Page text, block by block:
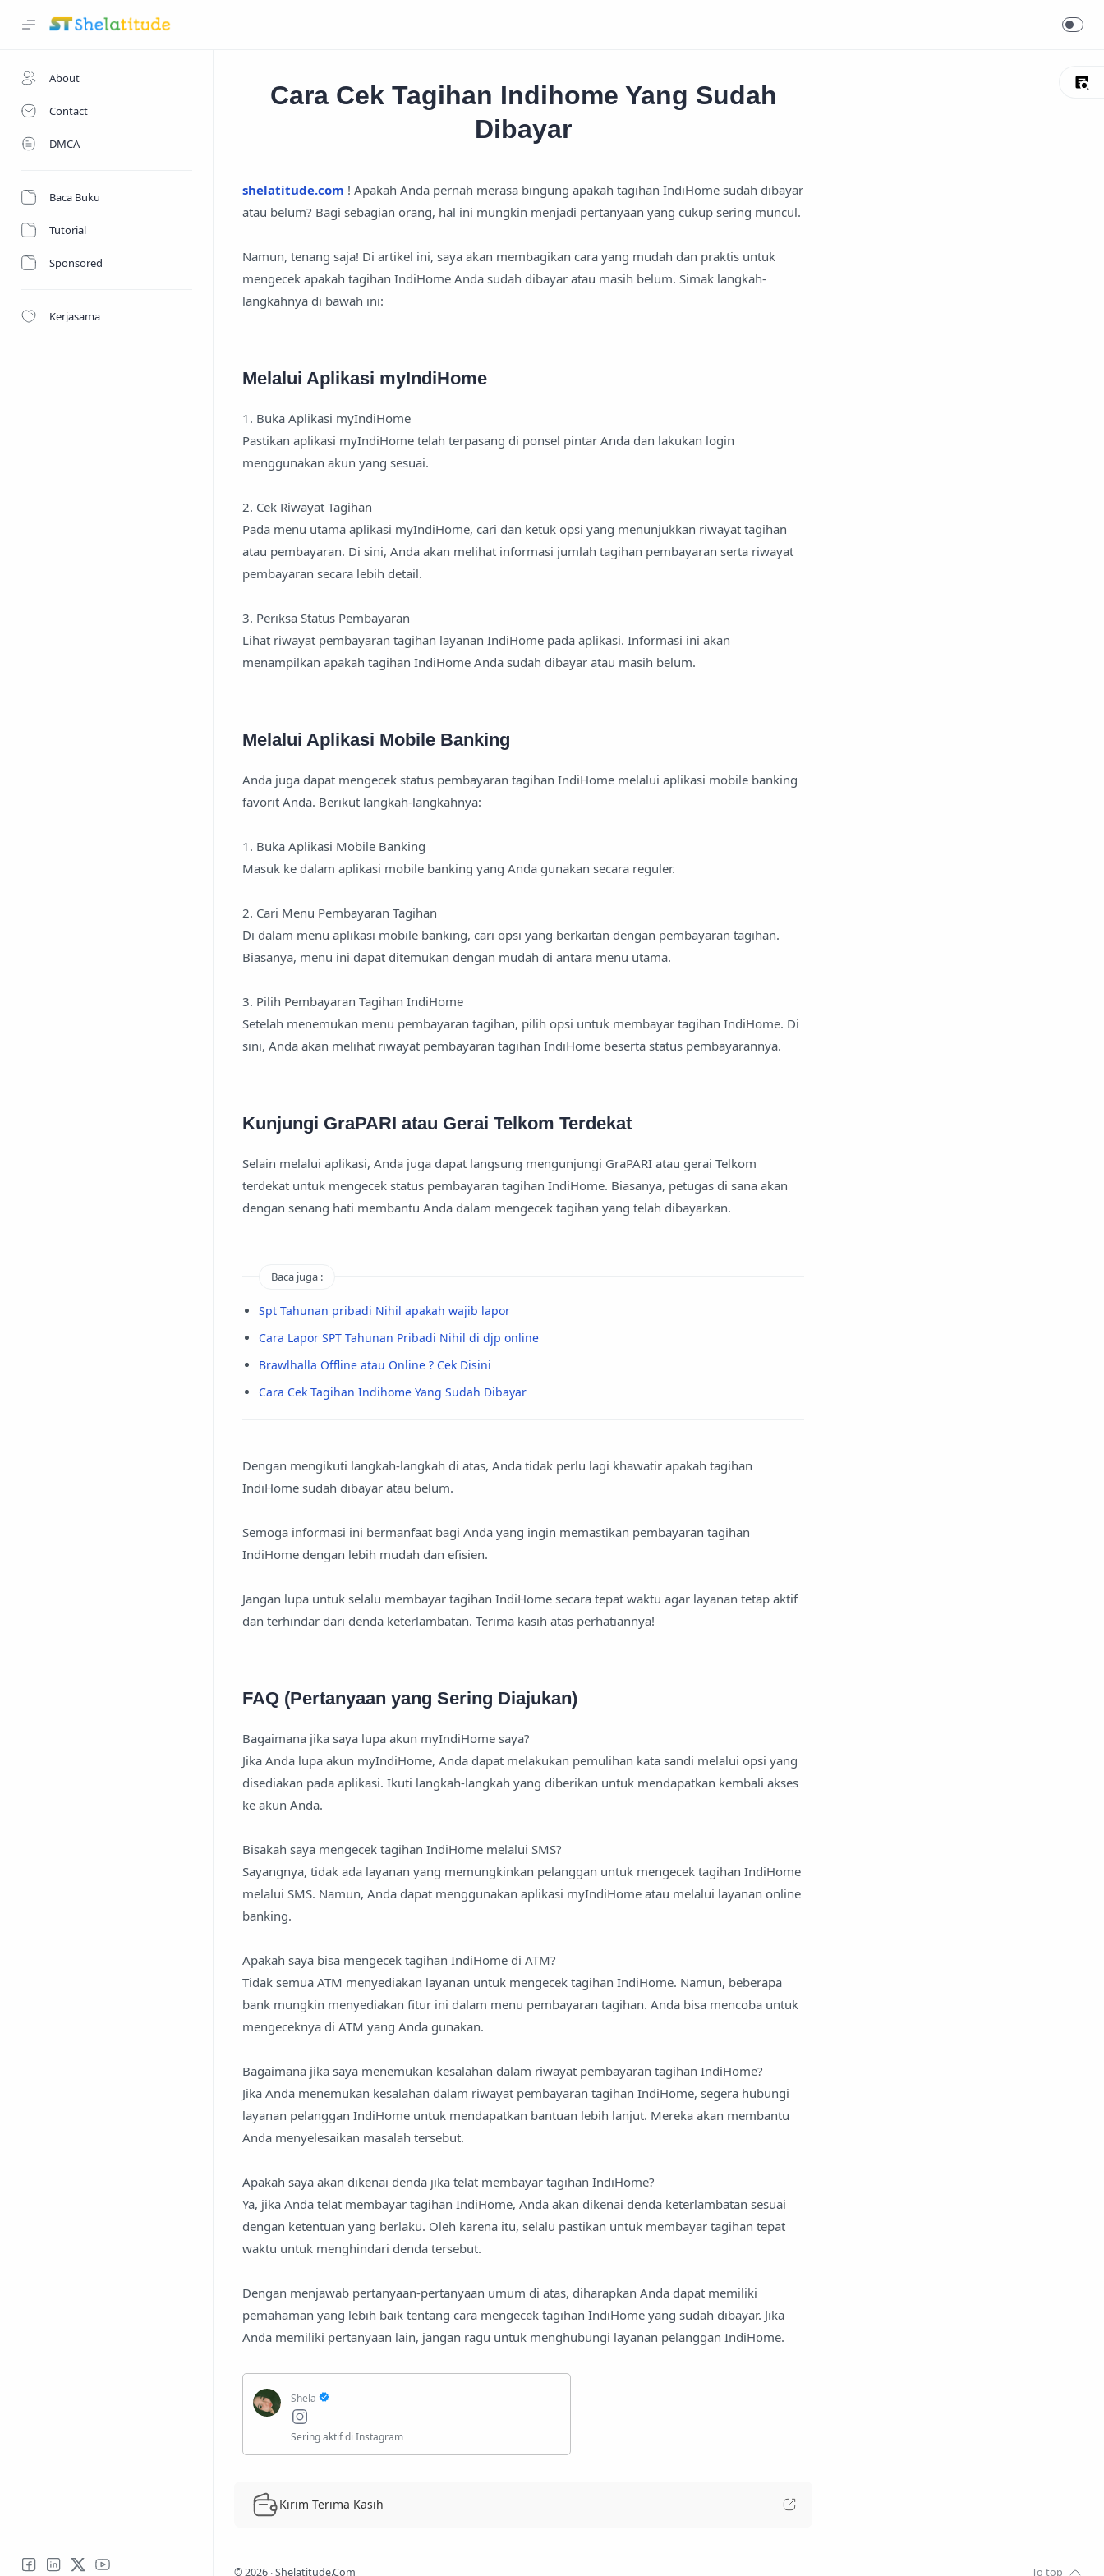
About
Contact
DMCA
Baca Buku
Tutorial
Sponsored
Kerjasama
Cara Cek Tagihan Indihome Yang Sudah
Dibayar
shelatitude.com ! Apakah Anda pernah merasa bingung apakah tagihan IndiHome sudah dibayar
atau belum? Bagi sebagian orang, hal ini mungkin menjadi pertanyaan yang cukup sering muncul.
Namun, tenang saja! Di artikel ini, saya akan membagikan cara yang mudah dan praktis untuk
mengecek apakah tagihan IndiHome Anda sudah dibayar atau masih belum. Simak langkah-
langkahnya di bawah ini:
Melalui Aplikasi myIndiHome
1. Buka Aplikasi myIndiHome
Pastikan aplikasi myIndiHome telah terpasang di ponsel pintar Anda dan lakukan login
menggunakan akun yang sesuai.
2. Cek Riwayat Tagihan
Pada menu utama aplikasi myIndiHome, cari dan ketuk opsi yang menunjukkan riwayat tagihan
atau pembayaran. Di sini, Anda akan melihat informasi jumlah tagihan pembayaran serta riwayat
pembayaran secara lebih detail.
3. Periksa Status Pembayaran
Lihat riwayat pembayaran tagihan layanan IndiHome pada aplikasi. Informasi ini akan
menampilkan apakah tagihan IndiHome Anda sudah dibayar atau masih belum.
Melalui Aplikasi Mobile Banking
Anda juga dapat mengecek status pembayaran tagihan IndiHome melalui aplikasi mobile banking
favorit Anda. Berikut langkah-langkahnya:
1. Buka Aplikasi Mobile Banking
Masuk ke dalam aplikasi mobile banking yang Anda gunakan secara reguler.
2. Cari Menu Pembayaran Tagihan
Di dalam menu aplikasi mobile banking, cari opsi yang berkaitan dengan pembayaran tagihan.
Biasanya, menu ini dapat ditemukan dengan mudah di antara menu utama.
3. Pilih Pembayaran Tagihan IndiHome
Setelah menemukan menu pembayaran tagihan, pilih opsi untuk membayar tagihan IndiHome. Di
sini, Anda akan melihat riwayat pembayaran tagihan IndiHome beserta status pembayarannya.
Kunjungi GraPARI atau Gerai Telkom Terdekat
Selain melalui aplikasi, Anda juga dapat langsung mengunjungi GraPARI atau gerai Telkom
terdekat untuk mengecek status pembayaran tagihan IndiHome. Biasanya, petugas di sana akan
dengan senang hati membantu Anda dalam mengecek tagihan yang telah dibayarkan.
Baca juga :
Spt Tahunan pribadi Nihil apakah wajib lapor
Cara Lapor SPT Tahunan Pribadi Nihil di djp online
Brawlhalla Offline atau Online ? Cek Disini
Cara Cek Tagihan Indihome Yang Sudah Dibayar
Dengan mengikuti langkah-langkah di atas, Anda tidak perlu lagi khawatir apakah tagihan
IndiHome sudah dibayar atau belum.
Semoga informasi ini bermanfaat bagi Anda yang ingin memastikan pembayaran tagihan
IndiHome dengan lebih mudah dan efisien.
Jangan lupa untuk selalu membayar tagihan IndiHome secara tepat waktu agar layanan tetap aktif
dan terhindar dari denda keterlambatan. Terima kasih atas perhatiannya!
FAQ (Pertanyaan yang Sering Diajukan)
Bagaimana jika saya lupa akun myIndiHome saya?
Jika Anda lupa akun myIndiHome, Anda dapat melakukan pemulihan kata sandi melalui opsi yang
disediakan pada aplikasi. Ikuti langkah-langkah yang diberikan untuk mendapatkan kembali akses
ke akun Anda.
Bisakah saya mengecek tagihan IndiHome melalui SMS?
Sayangnya, tidak ada layanan yang memungkinkan pelanggan untuk mengecek tagihan IndiHome
melalui SMS. Namun, Anda dapat menggunakan aplikasi myIndiHome atau melalui layanan online
banking.
Apakah saya bisa mengecek tagihan IndiHome di ATM?
Tidak semua ATM menyediakan layanan untuk mengecek tagihan IndiHome. Namun, beberapa
bank mungkin menyediakan fitur ini dalam menu pembayaran tagihan. Anda bisa mencoba untuk
mengeceknya di ATM yang Anda gunakan.
Bagaimana jika saya menemukan kesalahan dalam riwayat pembayaran tagihan IndiHome?
Jika Anda menemukan kesalahan dalam riwayat pembayaran tagihan IndiHome, segera hubungi
layanan pelanggan IndiHome untuk mendapatkan bantuan lebih lanjut. Mereka akan membantu
Anda menyelesaikan masalah tersebut.
Apakah saya akan dikenai denda jika telat membayar tagihan IndiHome?
Ya, jika Anda telat membayar tagihan IndiHome, Anda akan dikenai denda keterlambatan sesuai
dengan ketentuan yang berlaku. Oleh karena itu, selalu pastikan untuk membayar tagihan tepat
waktu untuk menghindari denda tersebut.
Dengan menjawab pertanyaan-pertanyaan umum di atas, diharapkan Anda dapat memiliki
pemahaman yang lebih baik tentang cara mengecek tagihan IndiHome yang sudah dibayar. Jika
Anda memiliki pertanyaan lain, jangan ragu untuk menghubungi layanan pelanggan IndiHome.
Kirim Terima Kasih
©2026 ‧ Shelatitude.Com